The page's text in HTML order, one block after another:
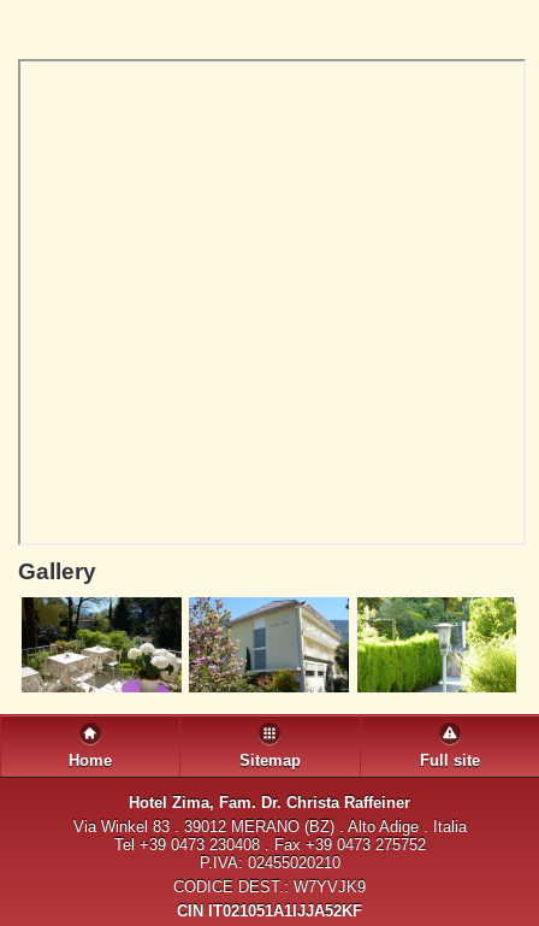
Gallery
Home Sitemap Full site
Hotel Zima, Fam. Dr. Christa Raffeiner
Via Winkel 83 . 39012 MERANO (BZ) . Alto Adige . Italia
Tel +39 0473 230408 . Fax +39 0473 275752
P.IVA: 02455020210
CODICE DEST.: W7YVJK9
CIN IT021051A1IJJA52KF